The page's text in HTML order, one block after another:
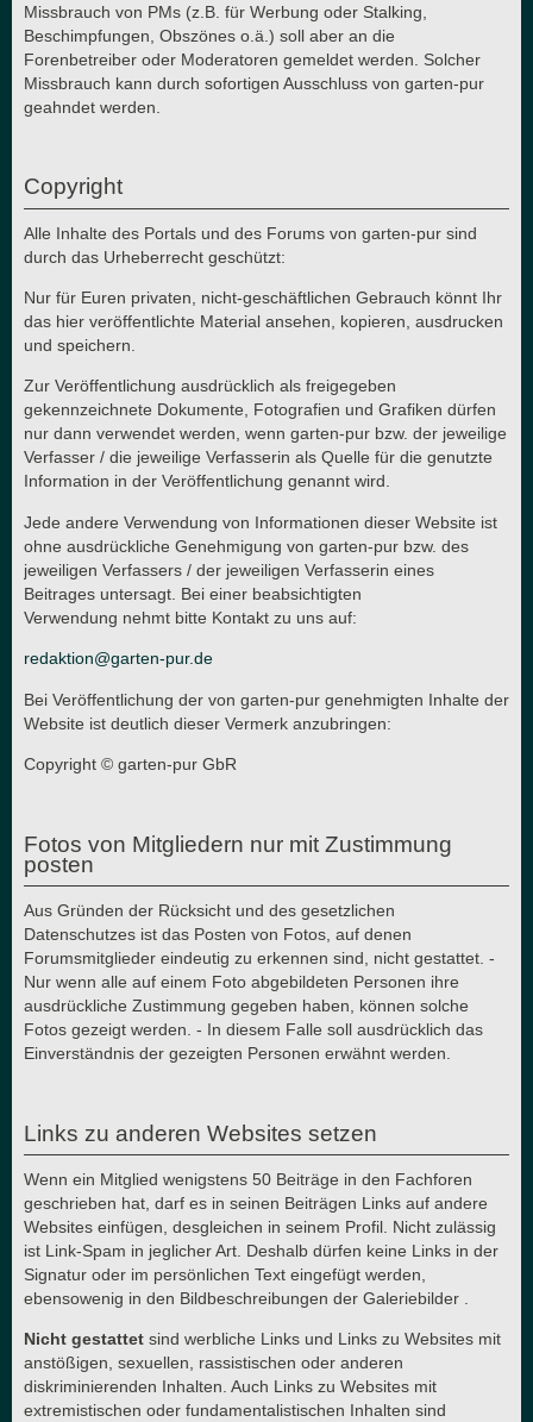
Missbrauch von PMs (z.B. für Werbung oder Stalking,
Beschimpfungen, Obszönes o.ä.) soll aber an die
Forenbetreiber oder Moderatoren gemeldet werden. Solcher
Missbrauch kann durch sofortigen Ausschluss von garten-pur
geahndet werden.
Copyright
Alle Inhalte des Portals und des Forums von garten-pur sind
durch das Urheberrecht geschützt:
Nur für Euren privaten, nicht-geschäftlichen Gebrauch könnt Ihr
das hier veröffentlichte Material ansehen, kopieren, ausdrucken
und speichern.
Zur Veröffentlichung ausdrücklich als freigegeben
gekennzeichnete Dokumente, Fotografien und Grafiken dürfen
nur dann verwendet werden, wenn garten-pur bzw. der jeweilige
Verfasser / die jeweilige Verfasserin als Quelle für die genutzte
Information in der Veröffentlichung genannt wird.
Jede andere Verwendung von Informationen dieser Website ist
ohne ausdrückliche Genehmigung von garten-pur bzw. des
jeweiligen Verfassers / der jeweiligen Verfasserin eines
Beitrages untersagt. Bei einer beabsichtigten
Verwendung nehmt bitte Kontakt zu uns auf:
redaktion@garten-pur.de
Bei Veröffentlichung der von garten-pur genehmigten Inhalte der
Website ist deutlich dieser Vermerk anzubringen:
Copyright © garten-pur GbR
Fotos von Mitgliedern nur mit Zustimmung
posten
Aus Gründen der Rücksicht und des gesetzlichen
Datenschutzes ist das Posten von Fotos, auf denen
Forumsmitglieder eindeutig zu erkennen sind, nicht gestattet. -
Nur wenn alle auf einem Foto abgebildeten Personen ihre
ausdrückliche Zustimmung gegeben haben, können solche
Fotos gezeigt werden. - In diesem Falle soll ausdrücklich das
Einverständnis der gezeigten Personen erwähnt werden.
Links zu anderen Websites setzen
Wenn ein Mitglied wenigstens 50 Beiträge in den Fachforen
geschrieben hat, darf es in seinen Beiträgen Links auf andere
Websites einfügen, desgleichen in seinem Profil. Nicht zulässig
ist Link-Spam in jeglicher Art. Deshalb dürfen keine Links in der
Signatur oder im persönlichen Text eingefügt werden,
ebensowenig in den Bildbeschreibungen der Galeriebilder .
Nicht gestattet sind werbliche Links und Links zu Websites mit
anstößigen, sexuellen, rassistischen oder anderen
diskriminierenden Inhalten. Auch Links zu Websites mit
extremistischen oder fundamentalistischen Inhalten sind